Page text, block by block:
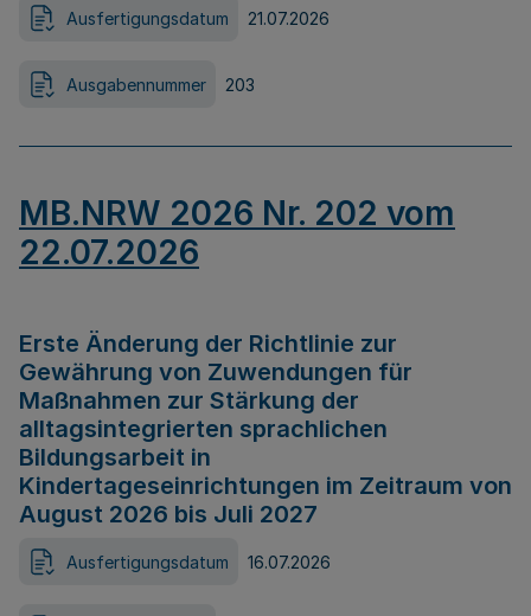
Ausfertigungsdatum 21.07.2026
Ausgabennummer 203
MB.NRW 2026 Nr. 202 vom
22.07.2026
Erste Änderung der Richtlinie zur
Gewährung von Zuwendungen für
Maßnahmen zur Stärkung der
alltagsintegrierten sprachlichen
Bildungsarbeit in
Kindertageseinrichtungen im Zeitraum von
August 2026 bis Juli 2027
Ausfertigungsdatum 16.07.2026